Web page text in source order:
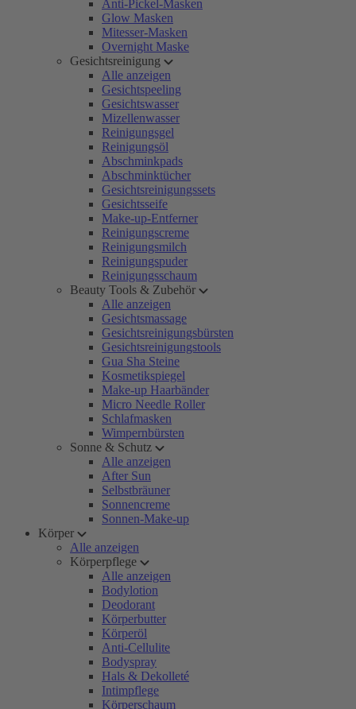
Anti-Pickel-Masken
Glow Masken
Mitesser-Masken
Overnight Maske
Gesichtsreinigung
Alle anzeigen
Gesichtspeeling
Gesichtswasser
Mizellenwasser
Reinigungsgel
Reinigungsöl
Abschminkpads
Abschminktücher
Gesichtsreinigungssets
Gesichtsseife
Make-up-Entferner
Reinigungscreme
Reinigungsmilch
Reinigungspuder
Reinigungsschaum
Beauty Tools & Zubehör
Alle anzeigen
Gesichtsmassage
Gesichtsreinigungsbürsten
Gesichtsreinigungstools
Gua Sha Steine
Kosmetikspiegel
Make-up Haarbänder
Micro Needle Roller
Schlafmasken
Wimpernbürsten
Sonne & Schutz
Alle anzeigen
After Sun
Selbstbräuner
Sonnencreme
Sonnen-Make-up
Körper
Alle anzeigen
Körperpflege
Alle anzeigen
Bodylotion
Deodorant
Körperbutter
Körperöl
Anti-Cellulite
Bodyspray
Hals & Dekolleté
Intimpflege
Körperschaum